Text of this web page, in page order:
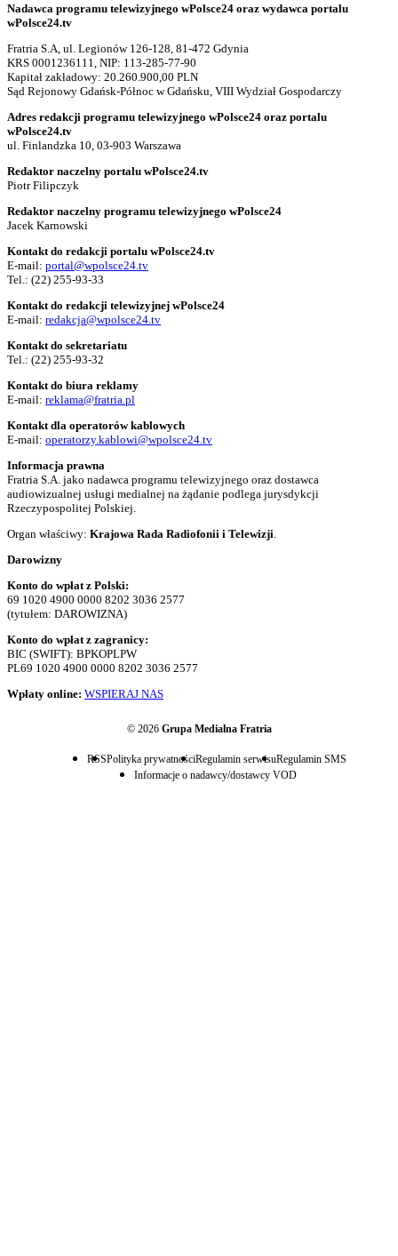
Nadawca programu telewizyjnego wPolsce24 oraz wydawca portalu
wPolsce24.tv
Fratria S.A, ul. Legionów 126-128, 81-472 Gdynia
KRS 0001236111, NIP: 113-285-77-90
Kapitał zakładowy: 20.260.900,00 PLN
Sąd Rejonowy Gdańsk-Północ w Gdańsku, VIII Wydział Gospodarczy
Adres redakcji programu telewizyjnego wPolsce24 oraz portalu
wPolsce24.tv
ul. Finlandzka 10, 03-903 Warszawa
Redaktor naczelny portalu wPolsce24.tv
Piotr Filipczyk
Redaktor naczelny programu telewizyjnego wPolsce24
Jacek Karnowski
Kontakt do redakcji portalu wPolsce24.tv
E-mail: portal@wpolsce24.tv
Tel.: (22) 255-93-33
Kontakt do redakcji telewizyjnej wPolsce24
E-mail: redakcja@wpolsce24.tv
Kontakt do sekretariatu
Tel.: (22) 255-93-32
Kontakt do biura reklamy
E-mail: reklama@fratria.pl
Kontakt dla operatorów kablowych
E-mail: operatorzy.kablowi@wpolsce24.tv
Informacja prawna
Fratria S.A. jako nadawca programu telewizyjnego oraz dostawca
audiowizualnej usługi medialnej na żądanie podlega jurysdykcji
Rzeczypospolitej Polskiej.
Organ właściwy: Krajowa Rada Radiofonii i Telewizji
Darowizny
Konto do wpłat z Polski:
69 1020 4900 0000 8202 3036 2577
(tytułem: DAROWIZNA)
Konto do wpłat z zagranicy:
BIC (SWIFT): BPKOPLPW
PL69 1020 4900 0000 8202 3036 2577
Wpłaty online: WSPIERAJ NAS
© 2026 Grupa Medialna Fratria
RSSPolityka prywatnościRegulamin serwisuRegulamin SMS
Informacje o nadawcy/dostawcy VOD